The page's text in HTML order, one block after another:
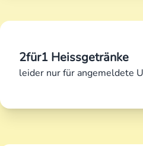
2für1 Heissgetränke
leider nur für angemeldete